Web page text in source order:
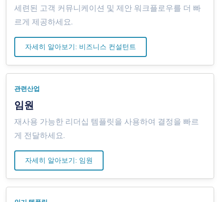
세련된 고객 커뮤니케이션 및 제안 워크플로우를 더 빠
르게 제공하세요.
자세히 알아보기: 비즈니스 컨설턴트
관련산업
임원
재사용 가능한 리더십 템플릿을 사용하여 결정을 빠르
게 전달하세요.
자세히 알아보기: 임원